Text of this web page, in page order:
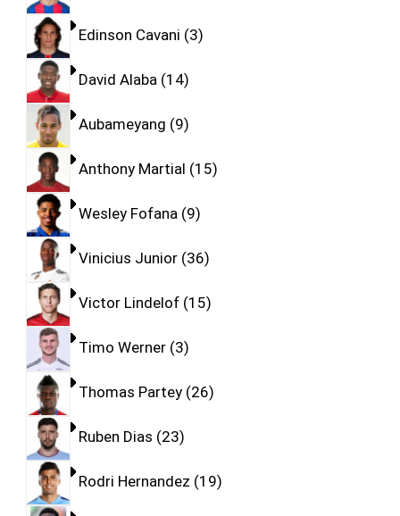
Edinson Cavani 3
David Alaba 14
Aubameyang 9
Anthony Martial 15
Wesley Fofana 9
Vinicius Junior 36
Victor Lindelof 15
Timo Werner 3
Thomas Partey 26
Ruben Dias 23
Rodri Hernandez 19